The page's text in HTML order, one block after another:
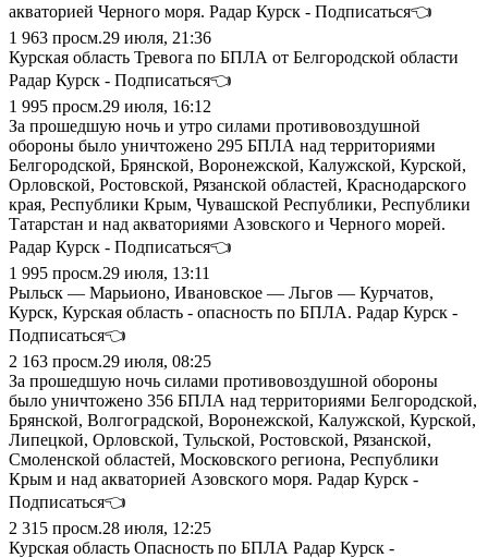
акваторией Черного моря. Радар Курск - Подписаться👈
1 963 просм.29 июля, 21:36
Курская область Тревога по БПЛА от Белгородской области
Радар Курск - Подписаться👈
1 995 просм.29 июля, 16:12
За прошедшую ночь и утро силами противовоздушной
обороны было уничтожено 295 БПЛА над территориями
Белгородской, Брянской, Воронежской, Калужской, Курской,
Орловской, Ростовской, Рязанской областей, Краснодарского
края, Республики Крым, Чувашской Республики, Республики
Татарстан и над акваториями Азовского и Черного морей.
Радар Курск - Подписаться👈
1 995 просм.29 июля, 13:11
Рыльск — Марьионо, Ивановское — Льгов — Курчатов,
Курск, Курская область - опасность по БПЛА. Радар Курск -
Подписаться👈
2 163 просм.29 июля, 08:25
За прошедшую ночь силами противовоздушной обороны
было уничтожено 356 БПЛА над территориями Белгородской,
Брянской, Волгоградской, Воронежской, Калужской, Курской,
Липецкой, Орловской, Тульской, Ростовской, Рязанской,
Смоленской областей, Московского региона, Республики
Крым и над акваторией Азовского моря. Радар Курск -
Подписаться👈
2 315 просм.28 июля, 12:25
Курская область Опасность по БПЛА Радар Курск -